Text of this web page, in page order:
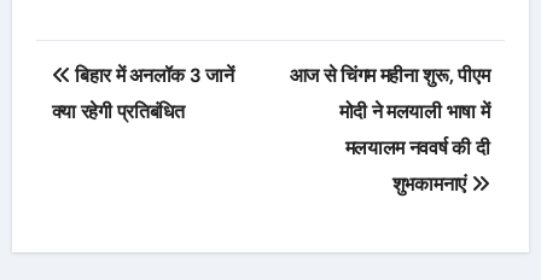
Post
navigation
बिहार में अनलॉक 3 जानें
क्या रहेगी प्रतिबंधित
आज से चिंगम महीना शुरू, पीएम
मोदी ने मलयाली भाषा में
मलयालम नववर्ष की दी
शुभकामनाएं